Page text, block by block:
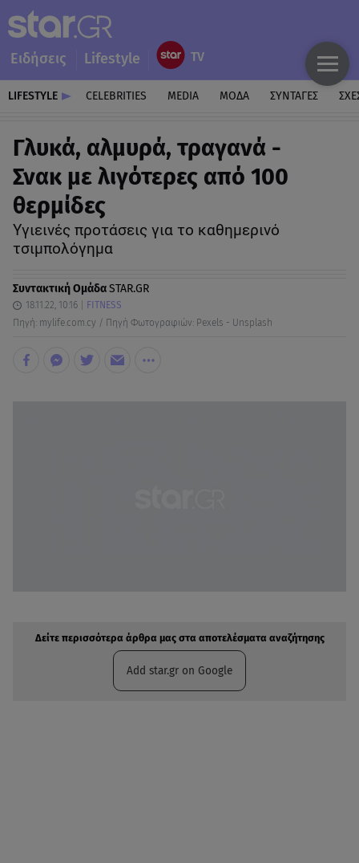
Ειδήσεις Lifestyle
LIFESTYLE CELEBRITIES MEDIA ΜΟΔΑ ΣΥΝΤΑΓΕΣ
Γλυκά, αλμυρά, τραγανά -
Σνακ με λιγότερες από 100
θερμίδες
Υγιεινές προτάσεις για το καθημερινό
τσιμπολόγημα
Συντακτική ΟμάδαSTAR.GR
18.11.22, 10:16
FITNESS
Πηγή: mylife.com.cy / Πηγή Φωτογραφιών: Pexels - Unsplash
Δείτε περισσότερα άρθρα μας στα αποτελέσματα αναζήτησης
Add star.gr on Google